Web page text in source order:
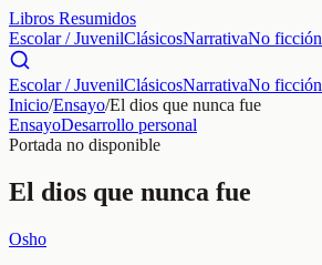
Libros Resumidos
Escolar / JuvenilClásicosNarrativaNo ficción
Escolar / JuvenilClásicosNarrativaNo ficción
Inicio/Ensayo/El dios que nunca fue
EnsayoDesarrollo personal
Portada no disponible
El dios que nunca fue
Osho